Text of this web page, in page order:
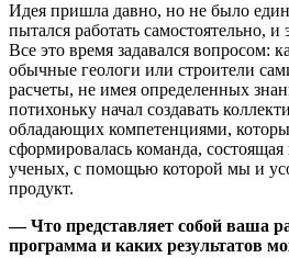
Идея пришла давно, но не было
пытался работать самостоятельно, и
Все это время задавался вопросом:
обычные геологи или строители
расчеты, не имея определенных
потихоньку начал создавать
обладающих компетенциями,
сформировалась команда,
ученых, с помощью которой мы и
продукт.
— Что представляет собой ваша
программа и каких результатов